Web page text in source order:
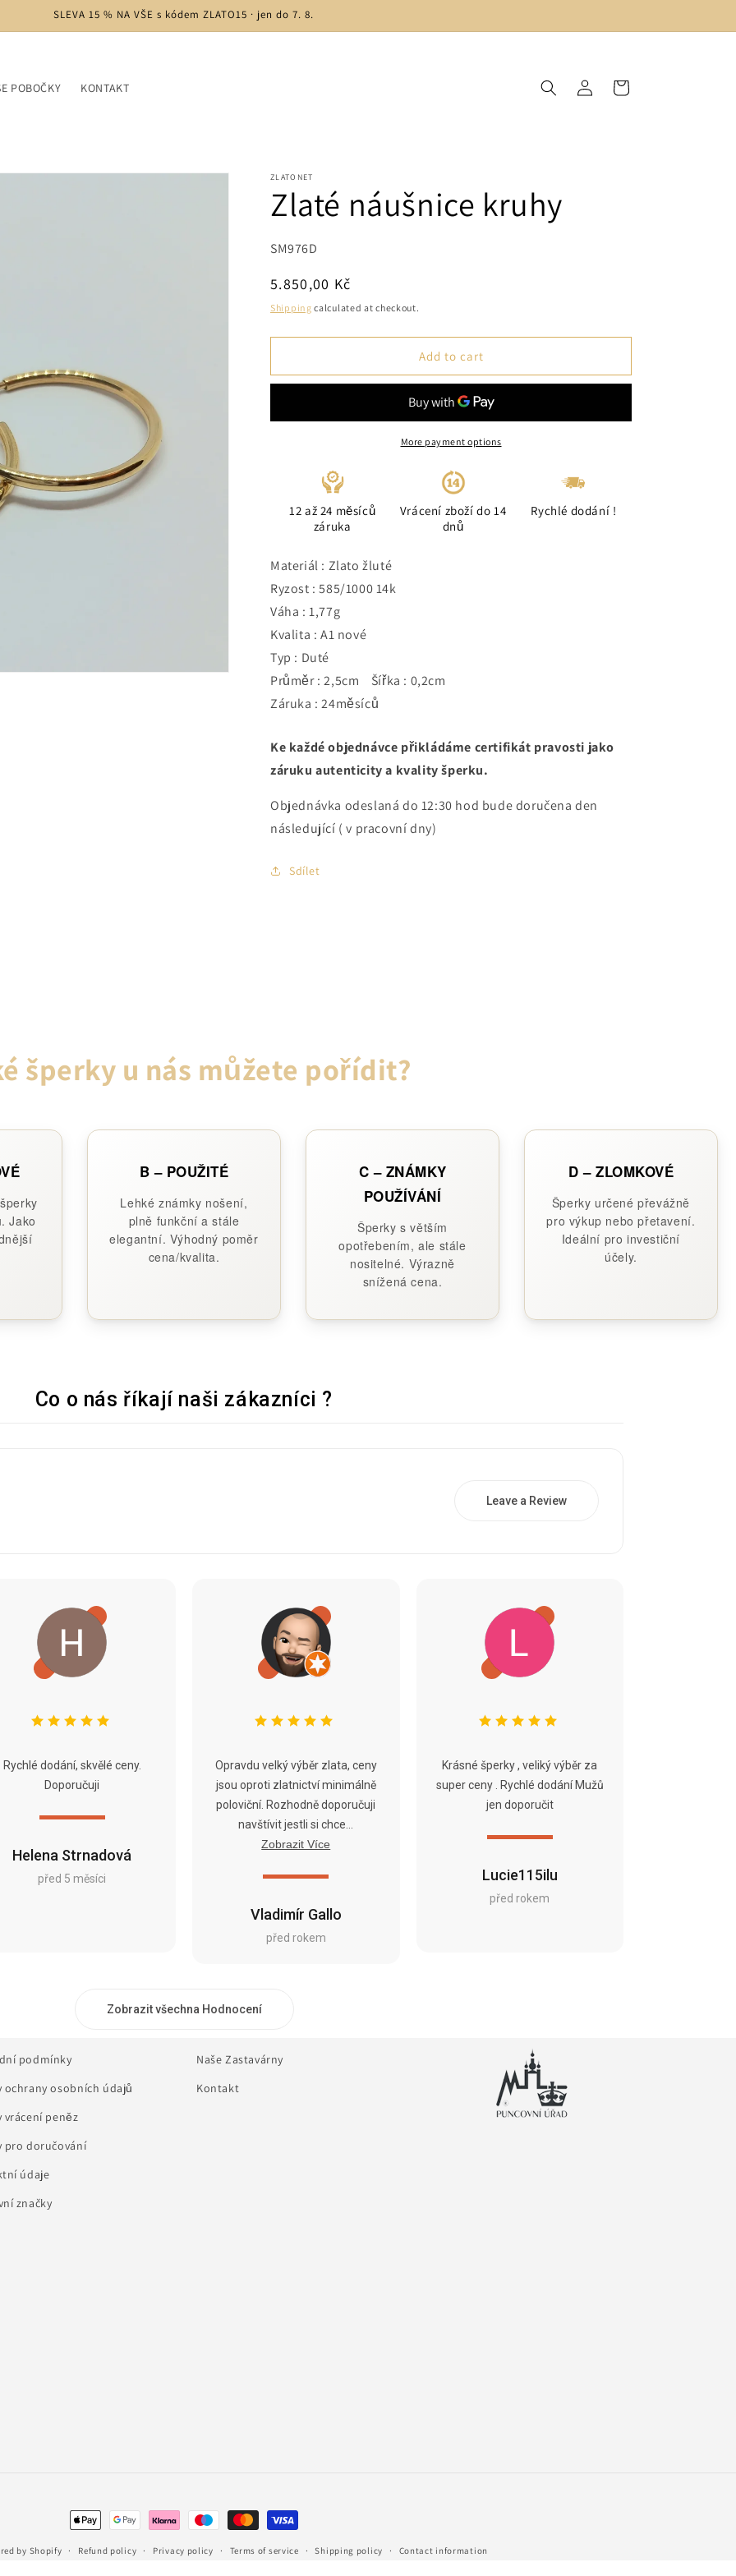
SLEVA 15 % NA VŠE s kódem ZLATO15 · jen do 7. 8.
POBOČKY KONTAKT
in
Cart
ZLATONET
Zlaté náušnice kruhy
SKU:
SM976D
Regular
price
5.850,00 Kč
Shipping calculated at checkout.
Add to cart
More payment options
12 až 24 měsíců
záruka
Vrácení zboží do 14
dnů
Rychlé dodání !
Materiál : Zlato žluté
Ryzost : 585/1000 14k
Váha : 1,77g
Kvalita : A1 nové
Typ : Duté
Průměr : 2,5cm Šířka : 0,2cm
Záruka : 24měsíců
Ke každé objednávce přikládáme certifikát pravosti jako
záruku autenticity a kvality šperku.
Objednávka odeslaná do 12:30 hod bude doručena den
následující ( v pracovní dny)
Sdílet
šperky u nás můžete pořídit?
Jako
B – POUŽITÉ
Lehké známky nošení,
plně funkční a stále
elegantní. Výhodný poměr
cena/kvalita.
C – ZNÁMKY
POUŽÍVÁNÍ
Šperky s větším
opotřebením, ale stále
nositelné. Výrazně
snížená cena.
D – ZLOMKOVÉ
Šperky určené převážně
pro výkup nebo přetavení.
Ideální pro investiční
účely.
Co o nás říkají naši zákazníci ?
Leave a Review
Helena Strnadová
před 5 měsíci
Rychlé dodání, skvělé ceny.
Doporučuji
Vladimír Gallo
před rokem
Opravdu velký výběr zlata, ceny
jsou oproti zlatnictví minimálně
poloviční. Rozhodně doporučuji
navštívit jestli si chce...
Zobrazit Více
Lucie115ilu
před rokem
Krásné šperky , veliký výběr za
super ceny . Rychlé dodání Mužů
jen doporučit
Zobrazit všechna Hodnocení
podmínky
ochrany osobních údajů
vrácení peněz
pro doručování
údaje
značky
Naše Zastavárny
Kontakt
Payment
methods
by Shopify Refund policy Privacy policy Terms of service Shipping policy Contact information